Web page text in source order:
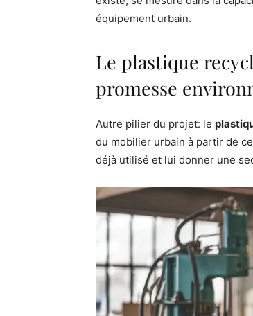
équipement urbain.
Le plastique
promesse
Autre pilier du projet: le
du mobilier urbain à partir de
déjà utilisé et lui donner une